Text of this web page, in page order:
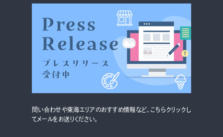
問い合わせや東海エリアのおすすめ情報など、こちらクリックし
てメールをお送りください。